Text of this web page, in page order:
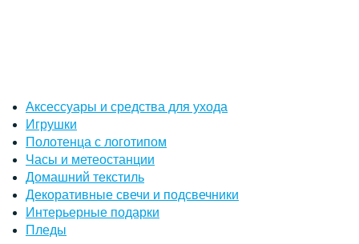
Аксессуары и средства для ухода
Игрушки
Полотенца с логотипом
Часы и метеостанции
Домашний текстиль
Декоративные свечи и подсвечники
Интерьерные подарки
Пледы